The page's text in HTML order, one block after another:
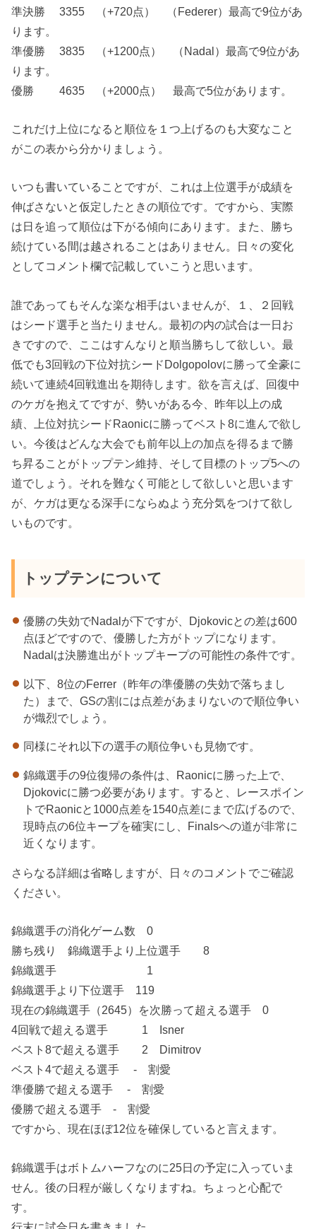
準決勝 3355 （+720点） （Federer）最高で9位があ
ります。
準優勝 3835 （+1200点） （Nadal）最高で9位があ
ります。
優勝 4635 （+2000点） 最高で5位があります。
これだけ上位になると順位を１つ上げるのも大変なこと
がこの表から分かりましょう。
いつも書いていることですが、これは上位選手が成績を
伸ばさないと仮定したときの順位です。ですから、実際
は日を追って順位は下がる傾向にあります。また、勝ち
続けている間は越されることはありません。日々の変化
としてコメント欄で記載していこうと思います。
誰であってもそんな楽な相手はいませんが、１、２回戦
はシード選手と当たりません。最初の内の試合は一日お
きですので、ここはすんなりと順当勝ちして欲しい。最
低でも3回戦の下位対抗シードDolgopolovに勝って全豪に
続いて連続4回戦進出を期待します。欲を言えば、回復中
のケガを抱えてですが、勢いがある今、昨年以上の成
績、上位対抗シードRaonicに勝ってベスト8に進んで欲し
い。今後はどんな大会でも前年以上の加点を得るまで勝
ち昇ることがトップテン維持、そして目標のトップ5への
道でしょう。それを難なく可能として欲しいと思います
が、ケガは更なる深手にならぬよう充分気をつけて欲し
いものです。
トップテンについて
優勝の失効でNadalが下ですが、Djokovicとの差は600
点ほどですので、優勝した方がトップになります。
Nadalは決勝進出がトップキープの可能性の条件です。
以下、8位のFerrer（昨年の準優勝の失効で落ちまし
た）まで、GSの割には点差があまりないので順位争い
が熾烈でしょう。
同様にそれ以下の選手の順位争いも見物です。
錦織選手の9位復帰の条件は、Raonicに勝った上で、
Djokovicに勝つ必要があります。すると、レースポイン
トでRaonicと1000点差を1540点差にまで広げるので、
現時点の6位キープを確実にし、Finalsへの道が非常に
近くなります。
さらなる詳細は省略しますが、日々のコメントでご確認
ください。
錦織選手の消化ゲーム数 0
勝ち残り 錦織選手より上位選手 8
錦織選手 1
錦織選手より下位選手 119
現在の錦織選手（2645）を次勝って超える選手 0
4回戦で超える選手 1 Isner
ベスト8で超える選手 2 Dimitrov
ベスト4で超える選手 - 割愛
準優勝で超える選手 - 割愛
優勝で超える選手 - 割愛
ですから、現在ほぼ12位を確保していると言えます。
錦織選手はボトムハーフなのに25日の予定に入っていま
せん。後の日程が厳しくなりますね。ちょっと心配で
す。